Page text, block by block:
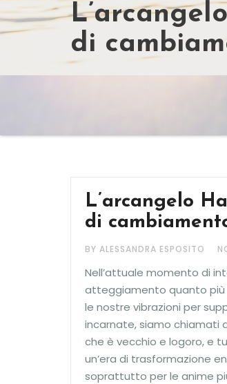
di
L’arcangelo
di
BY ALESSANDRA ESPOSITO
Nell’attuale momento di
atteggiamento quanto più
le nostre vibrazioni per
incarnate, siamo chiamati
che è vecchio e logoro, e
un’era di trasformazione
soprattutto per le anime